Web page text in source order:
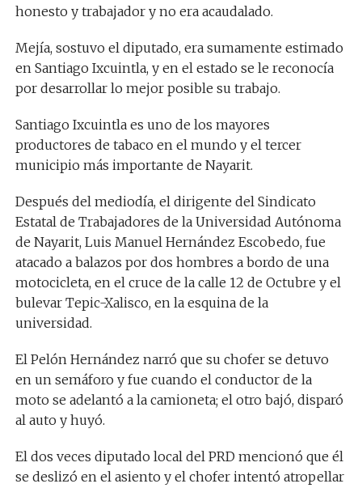
honesto y trabajador y no era acaudalado.
Mejía, sostuvo el diputado, era sumamente estimado
en Santiago Ixcuintla, y en el estado se le reconocía
por desarrollar lo mejor posible su trabajo.
Santiago Ixcuintla es uno de los mayores
productores de tabaco en el mundo y el tercer
municipio más importante de Nayarit.
Después del mediodía, el dirigente del Sindicato
Estatal de Trabajadores de la Universidad Autónoma
de Nayarit, Luis Manuel Hernández Escobedo, fue
atacado a balazos por dos hombres a bordo de una
motocicleta, en el cruce de la calle 12 de Octubre y el
bulevar Tepic-Xalisco, en la esquina de la
universidad.
El Pelón Hernández narró que su chofer se detuvo
en un semáforo y fue cuando el conductor de la
moto se adelantó a la camioneta; el otro bajó, disparó
al auto y huyó.
El dos veces diputado local del PRD mencionó que él
se deslizó en el asiento y el chofer intentó atropellar